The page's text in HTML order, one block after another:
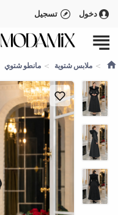
دخول تسجيل
ملابس شتوية مانطو شتوي